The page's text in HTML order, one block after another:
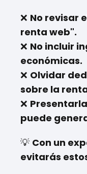
❌ No revisar
renta web".
❌ No incluir
económicas.
❌ Olvidar
sobre la
❌
puede
💡 Con un
evitarás